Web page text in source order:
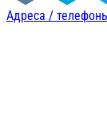
Адреса /